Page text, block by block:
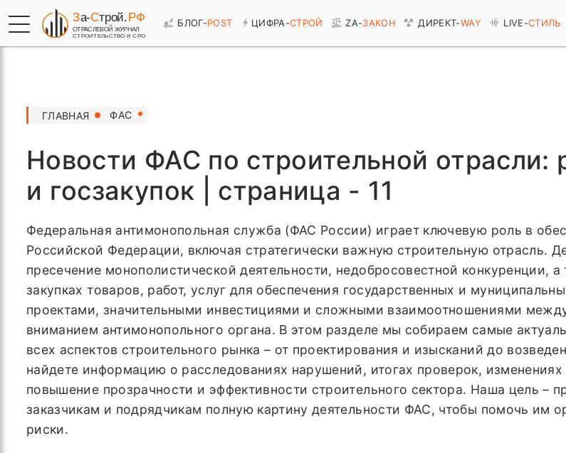
БЛОГ-POST ЦИФРА-СТРОЙ ZA-ЗАКОН ДИРЕКТ-WAY LIVE-СТИЛЬ
ГЛАВНАЯ ФАС
Новости ФАС по строительной отрасли:
и госзакупок | страница - 11
Федеральная антимонопольная служба (ФАС России) играет ключевую роль в
Российской Федерации, включая стратегически важную строительную отрасль.
пресечение монополистической деятельности, недобросовестной конкуренции,
закупках товаров, работ, услуг для обеспечения государственных и
проектами, значительными инвестициями и сложными взаимоотношениями
вниманием антимонопольного органа. В этом разделе мы собираем самые
всех аспектов строительного рынка – от проектирования и изысканий до
найдете информацию о расследованиях нарушений, итогах проверок,
повышение прозрачности и эффективности строительного сектора. Наша цель –
заказчикам и подрядчикам полную картину деятельности ФАС, чтобы помочь им
риски.